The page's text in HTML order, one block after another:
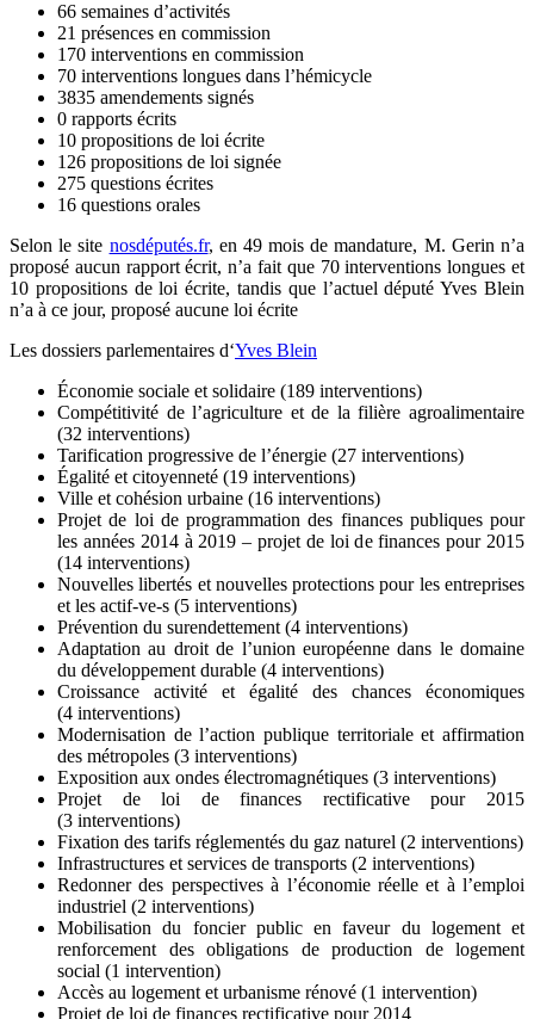
66 semaines d’activités
21 présences en commission
170 interventions en commission
70 interventions longues dans l’hémicycle
3835 amendements signés
0 rapports écrits
10 propositions de loi écrite
126 propositions de loi signée
275 questions écrites
16 questions orales
Selon le site nosdéputés.fr, en 49 mois de mandature, M. Gerin n’a
proposé aucun rapport écrit, n’a fait que 70 interventions longues et
10 propositions de loi écrite, tandis que l’actuel député Yves Blein
n’a à ce jour, proposé aucune loi écrite
Les dossiers parlementaires d‘Yves Blein
Économie sociale et solidaire (189 interventions)
Compétitivité de l’agriculture et de la filière agroalimentaire
(32 interventions)
Tarification progressive de l’énergie (27 interventions)
Égalité et citoyenneté (19 interventions)
Ville et cohésion urbaine (16 interventions)
Projet de loi de programmation des finances publiques pour
les années 2014 à 2019 – projet de loi de finances pour 2015
(14 interventions)
Nouvelles libertés et nouvelles protections pour les entreprises
et les actif-ve-s (5 interventions)
Prévention du surendettement (4 interventions)
Adaptation au droit de l’union européenne dans le domaine
du développement durable (4 interventions)
Croissance activité et égalité des chances économiques
(4 interventions)
Modernisation de l’action publique territoriale et affirmation
des métropoles (3 interventions)
Exposition aux ondes électromagnétiques (3 interventions)
Projet de loi de finances rectificative pour 2015
(3 interventions)
Fixation des tarifs réglementés du gaz naturel (2 interventions)
Infrastructures et services de transports (2 interventions)
Redonner des perspectives à l’économie réelle et à l’emploi
industriel (2 interventions)
Mobilisation du foncier public en faveur du logement et
renforcement des obligations de production de logement
social (1 intervention)
Accès au logement et urbanisme rénové (1 intervention)
Projet de loi de finances rectificative pour 2014